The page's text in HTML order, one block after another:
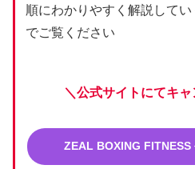
順にわかりやすく解説して
でご覧ください
＼公式サイトにてキ
ZEAL BOXING FITNESS